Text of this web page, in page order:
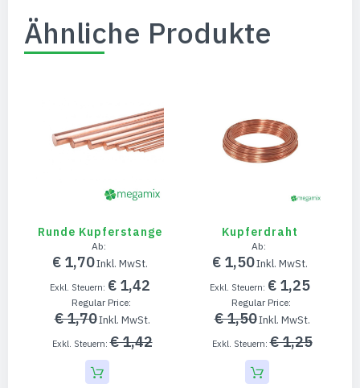
Ähnliche Produkte
Runde Kupferstange
Ab
€ 1,70
€ 1,42
Regular Price
€ 1,70
€ 1,42
Kupferdraht
Ab
€ 1,50
€ 1,25
Regular Price
€ 1,50
€ 1,25